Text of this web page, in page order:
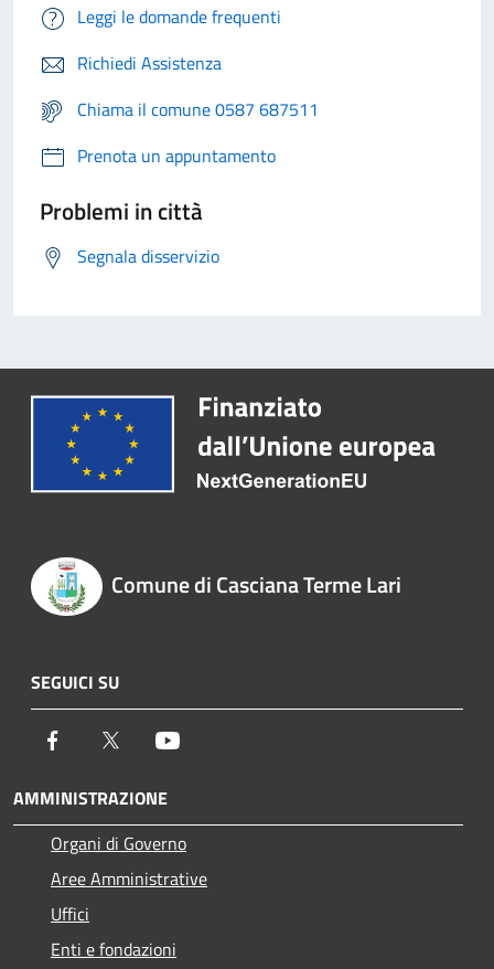
Leggi le domande frequenti
Richiedi Assistenza
Chiama il comune 0587 687511
Prenota un appuntamento
Problemi in città
Segnala disservizio
Comune di Casciana Terme Lari
SEGUICI SU
Facebook Twitter
AMMINISTRAZIONE
Organi di Governo
Aree Amministrative
Uffici
Enti e fondazioni